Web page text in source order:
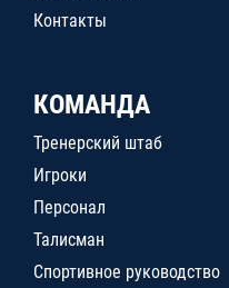
Контакты
КОМАНДА
Тренерский штаб
Игроки
Персонал
Талисман
Спортивное руководство